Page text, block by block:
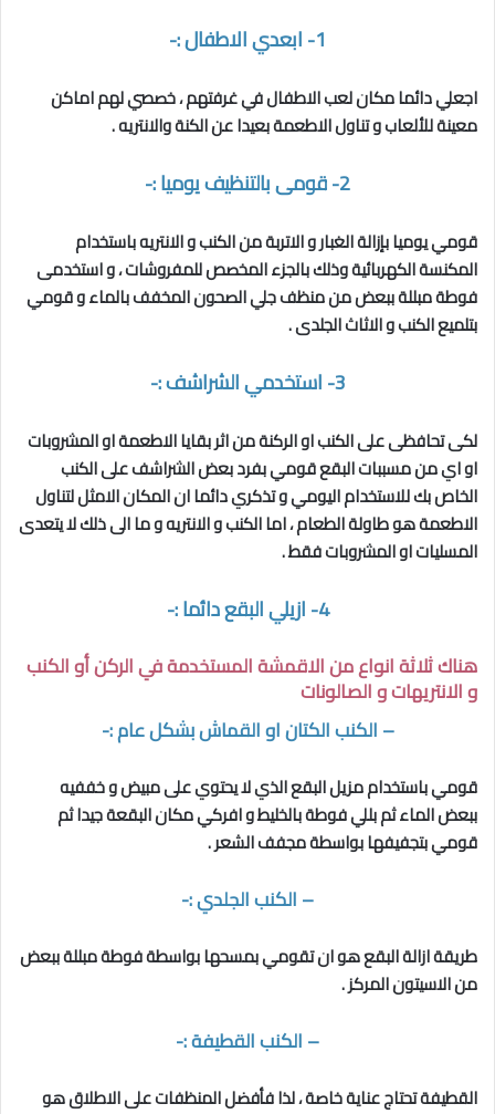
1- ابعدي الاطفال:-
اجعلي دائما مكان لعب الاطفال في غرفتهم ، خصصي لهم اماكن
معينة للألعاب و تناول الاطعمة بعيدا عن الكنة والانتريه .
2- قومى بالتنظيف يوميا :-
قومي يوميا بإزالة الغبار و الاتربة من الكنب و الانتريه باستخدام
المكنسة الكهربائية وذلك بالجزء المخصص للمفروشات ، و استخدمى
فوطة مبللة ببعض من منظف جلي الصحون المخفف بالماء و قومي
بتلميع الكنب و الاثاث الجلدى .
3- استخدمي الشراشف :-
لكى تحافظى على الكنب او الركنةمن اثر بقايا الاطعمة او المشروبات
او اي من مسببات البقعقومي بفرد بعض الشراشف على الكنب
الخاص بك للاستخدام اليومي و تذكري دائما ان المكان الامثل لتناول
الاطعمة هو طاولة الطعام ، اما الكنب و الانتريه و ما الى ذلك لا يتعدى
المسليات او المشروبات فقط .
4- ازيلي البقع دائما :-
هناك ثلاثة انواع من الاقمشة المستخدمة في الركن أو الكنب
و الانتريهات و الصالونات
–الكنب الكتان او القماش بشكل عام:-
قومي باستخدام مزيل البقع الذي لا يحتوي على مبيض و خففيه
ببعض الماء ثم بللي فوطة بالخليط و افركي مكان البقعة جيدا ثم
قومي بتجفيفها بواسطة مجفف الشعر .
–الكنب الجلدي:-
طريقة ازالة البقع هو ان تقومي بمسحها بواسطة فوطة مبللة ببعض
من الاسيتون المركز .
–الكنب القطيفة:-
القطيفة تحتاج عناية خاصة ، لذا فأفضل المنظفات على الاطلاق هو